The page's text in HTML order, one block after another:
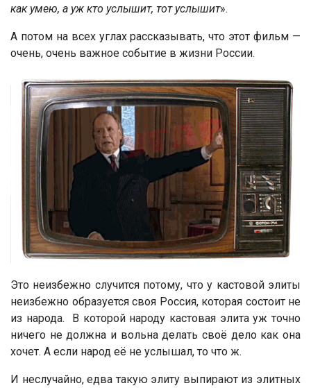
как умею, а уж кто услышит, тот услышит».
А потом на всех углах рассказывать, что этот фильм —
очень, очень важное событие в жизни России.
Это неизбежно случится потому, что у кастовой элиты
неизбежно образуется своя Россия, которая состоит не
из народа. В которой народу кастовая элита уж точно
ничего не должна и вольна делать своё дело как она
хочет. А если народ её не услышал, то что ж.
И неслучайно, едва такую элиту выпирают из элитных